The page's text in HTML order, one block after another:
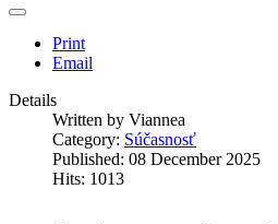
Print
Email
Details
Written by Viannea
Category: Súčasnosť
Published: 08 December 2025
Hits: 1013